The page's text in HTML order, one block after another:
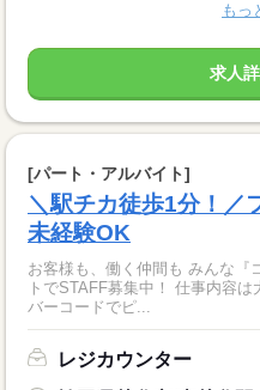
もっ
求人
[パート・アルバイト]
＼駅チカ徒歩1分！
未経験OK
お客様も、働く仲間も みんな『
トでSTAFF募集中！ 仕事内容は大きく4つ！ ▼レジ お客様の商品を
バーコードでピ...
レジカウンター